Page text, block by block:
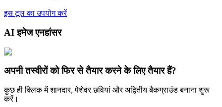
इस टूल का उपयोग करें
AI इमेज एनहांसर
अपनी तस्वीरों को फिर से तैयार करने के लिए तैयार हैं?
कुछ ही क्लिक में शानदार, पेशेवर छवियां और अद्वितीय बैकग्राउंड बनाना शुरू
करें।